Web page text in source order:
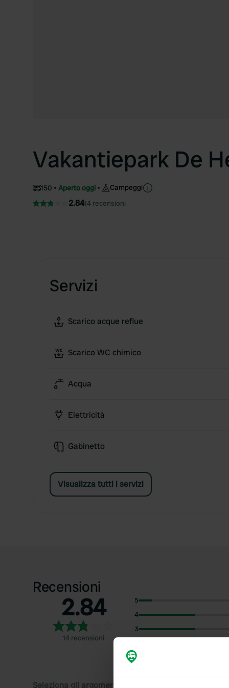
Vakantiepark De
150 Aperto oggi Campeggi
2.8414 recensioni
Servizi
Scarico acque reflue
Scarico WC chimico
Acqua
Elettricità
Gabinetto
Visualizza tutti i servizi
Recensioni
2.84
14 recensioni
5
4
3
1
Seleziona gli argomenti di cui desideri leggere le